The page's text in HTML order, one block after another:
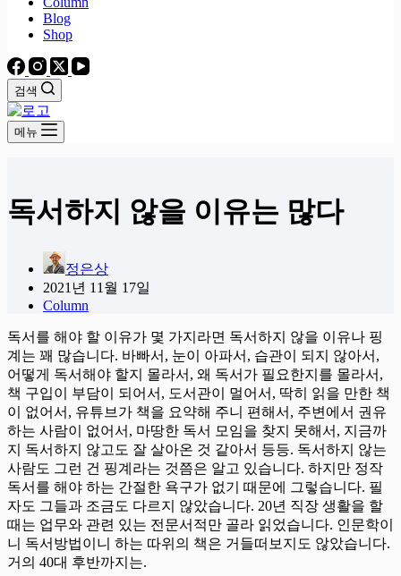
Blog
Shop
검색
메뉴
독서하지 않을 이유는 많다
정은상
2021년 11월 17일
Column
독서를 해야 할 이유가 몇 가지라면 독서하지 않을 이유나 핑
계는 꽤 많습니다. 바빠서, 눈이 아파서, 습관이 되지 않아서,
어떻게 독서해야 할지 몰라서, 왜 독서가 필요한지를 몰라서,
책 구입이 부담이 되어서, 도서관이 멀어서, 딱히 읽을 만한 책
이 없어서, 유튜브가 책을 요약해 주니 편해서, 주변에서 권유
하는 사람이 없어서, 마땅한 독서 모임을 찾지 못해서, 지금까
지 독서하지 않고도 잘 살아온 것 같아서 등등. 독서하지 않는
사람도 그런 건 핑계라는 것쯤은 알고 있습니다. 하지만 정작
독서를 해야 하는 간절한 욕구가 없기 때문에 그렇습니다. 필
자도 그들과 조금도 다르지 않았습니다. 20년 직장 생활을 할
때는 업무와 관련 있는 전문서적만 골라 읽었습니다. 인문학이
니 독서방법이니 하는 따위의 책은 거들떠보지도 않았습니다.
거의 40대 후반까지는.